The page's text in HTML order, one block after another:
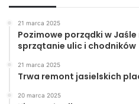
21 marca 2025
Pozimowe porządki w
sprzątanie ulic i chodników
21 marca 2025
Trwa remont jasielskich
20 marca 2025